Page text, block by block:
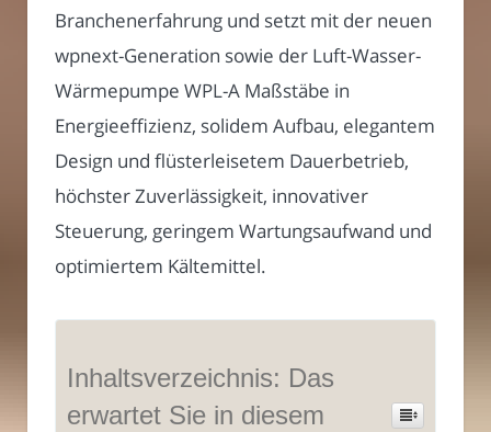
Branchenerfahrung und setzt mit der neuen
wpnext-Generation sowie der Luft-Wasser-
Wärmepumpe WPL-A Maßstäbe in
Energieeffizienz, solidem Aufbau, elegantem
Design und flüsterleisetem Dauerbetrieb,
höchster Zuverlässigkeit, innovativer
Steuerung, geringem Wartungsaufwand und
optimiertem Kältemittel.
Inhaltsverzeichnis: Das
erwartet Sie in diesem